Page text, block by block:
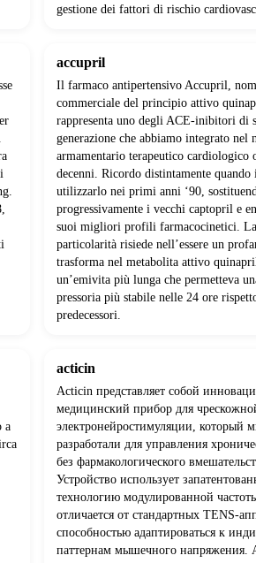
gestione dei fattori di rischio
accupril
Il farmaco antipertensivo Accupril,
commerciale del principio attivo
rappresenta uno degli ACE-inibitori di
generazione che abbiamo integrato nel
armamentario terapeutico cardiologico
decenni. Ricordo distintamente quando
utilizzarlo nei primi anni ‘90,
progressivamente i vecchi captopril e
suoi migliori profili farmacocinetici.
particolarità risiede nell’essere un
trasforma nel metabolita attivo
un’emivita più lunga che permetteva
pressoria più stabile nelle 24 ore
predecessori.
a
acticin
Acticin представляет собой
медицинский прибор для
электронейростимуляции, который
разработали для управления
без фармакологического
Устройство использует
технологию модулированной
отличается от стандартных TENS-
способностью адаптироваться к
паттернам мышечного напряжения.